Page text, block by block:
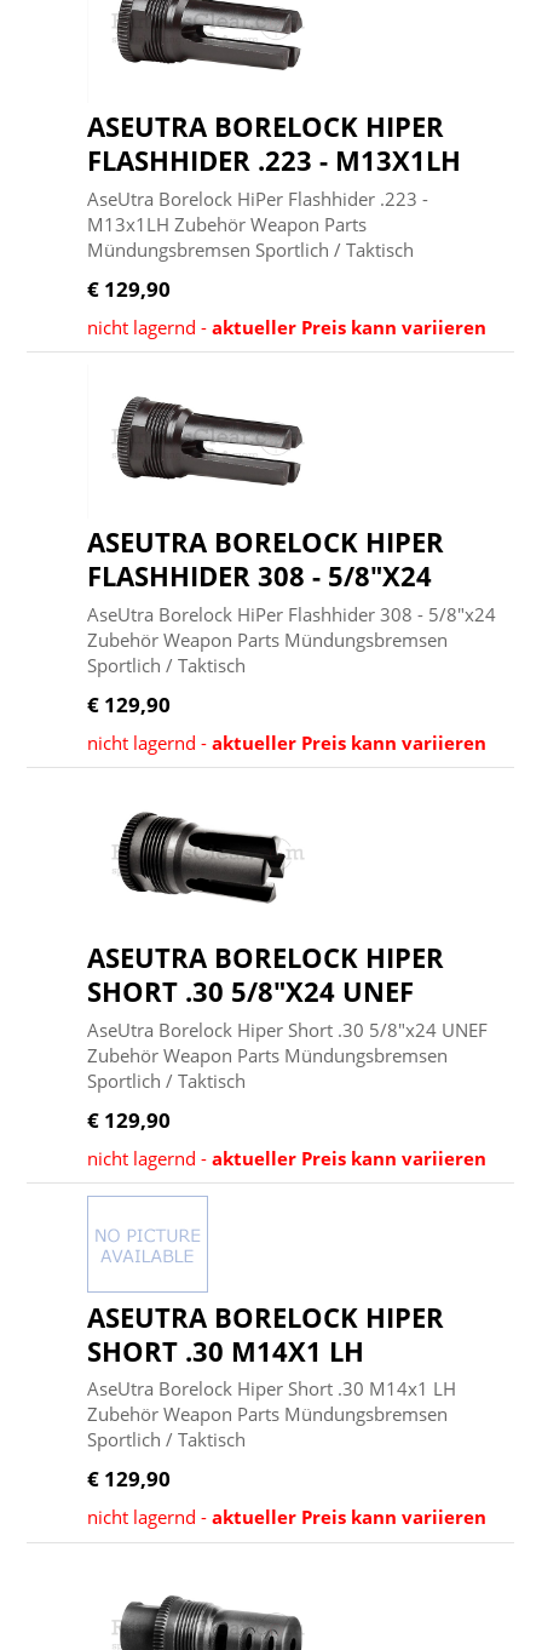
ASEUTRA BORELOCK HIPER
FLASHHIDER .223 - M13X1LH
AseUtra Borelock HiPer Flashhider .223 -
M13x1LH Zubehör Weapon Parts
Mündungsbremsen Sportlich / Taktisch
€ 129,90
nicht lagernd -aktueller Preis kann variieren
ASEUTRA BORELOCK HIPER
FLASHHIDER 308 - 5/8"X24
AseUtra Borelock HiPer Flashhider 308 - 5/8"x24
Zubehör Weapon Parts Mündungsbremsen
Sportlich / Taktisch
€ 129,90
nicht lagernd -aktueller Preis kann variieren
ASEUTRA BORELOCK HIPER
SHORT .30 5/8"X24 UNEF
AseUtra Borelock Hiper Short .30 5/8"x24 UNEF
Zubehör Weapon Parts Mündungsbremsen
Sportlich / Taktisch
€ 129,90
nicht lagernd -aktueller Preis kann variieren
ASEUTRA BORELOCK HIPER
SHORT .30 M14X1 LH
AseUtra Borelock Hiper Short .30 M14x1 LH
Zubehör Weapon Parts Mündungsbremsen
Sportlich / Taktisch
€ 129,90
nicht lagernd -aktueller Preis kann variieren